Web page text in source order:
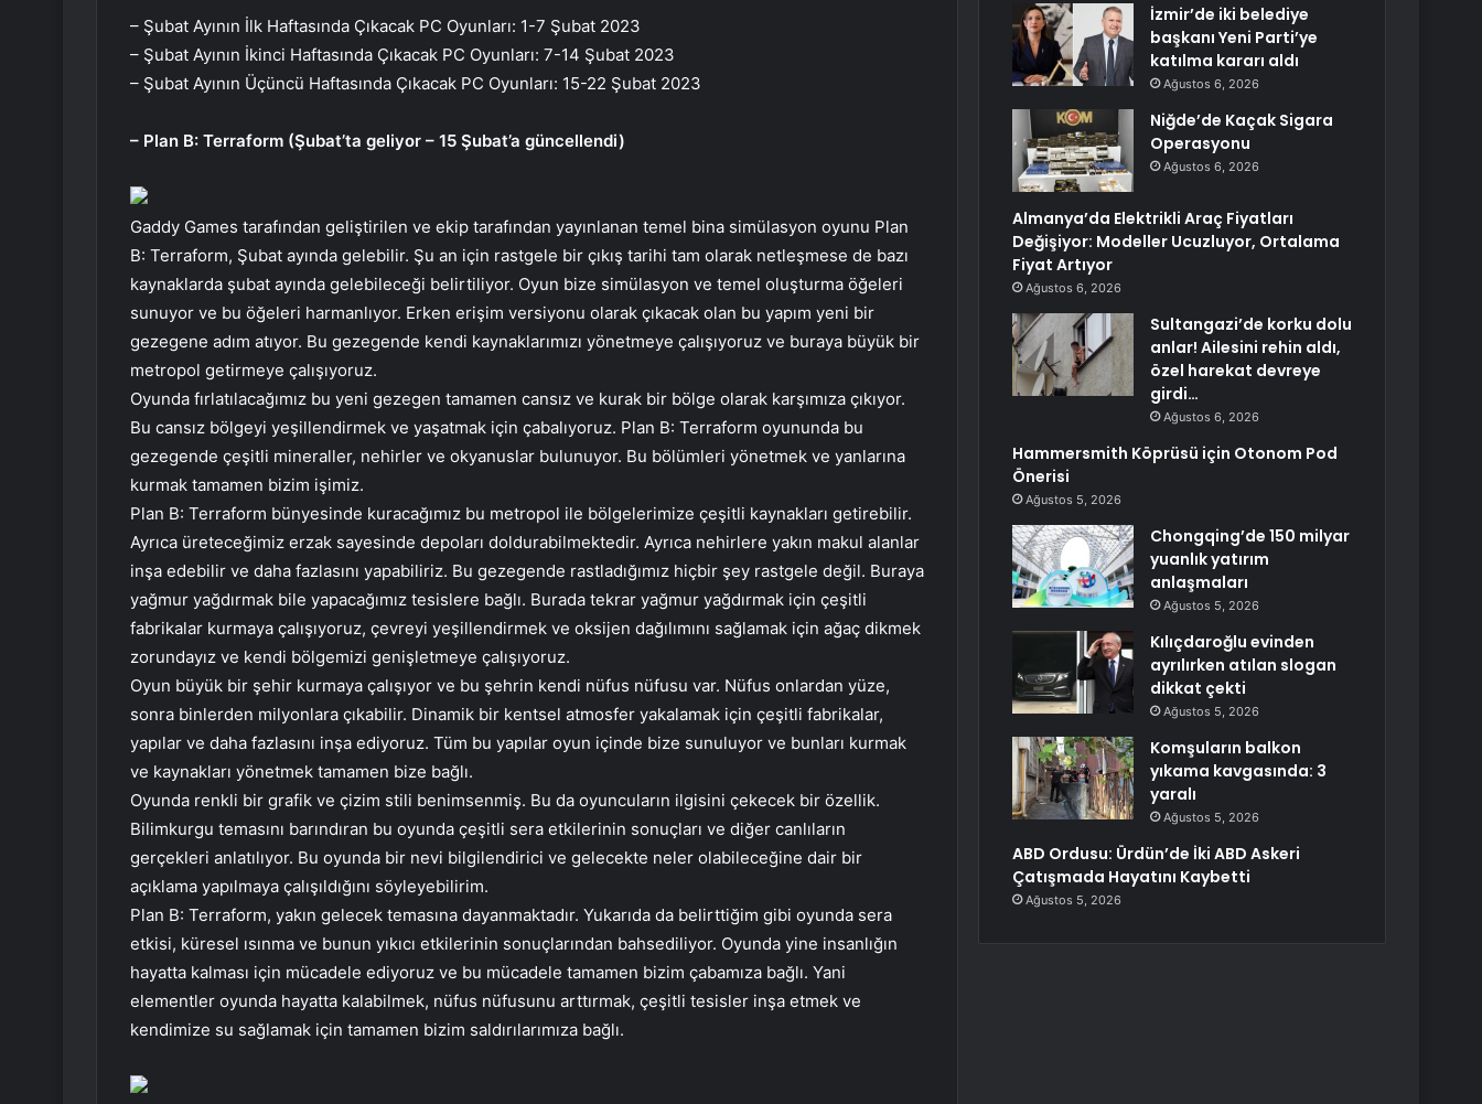
– Şubat Ayının İlk Haftasında Çıkacak PC Oyunları: 1-7 Şubat 2023
– Şubat Ayının İkinci Haftasında Çıkacak PC Oyunları: 7-14 Şubat 2023
– Şubat Ayının Üçüncü Haftasında Çıkacak PC Oyunları: 15-22 Şubat 2023
– Plan B: Terraform (Şubat’ta geliyor – 15 Şubat’a güncellendi)
Gaddy Games tarafından geliştirilen ve ekip tarafından yayınlanan temel bina simülasyon oyunu Plan
B: Terraform, Şubat ayında gelebilir. Şu an için rastgele bir çıkış tarihi tam olarak netleşmese de bazı
kaynaklarda şubat ayında gelebileceği belirtiliyor. Oyun bize simülasyon ve temel oluşturma öğeleri
sunuyor ve bu öğeleri harmanlıyor. Erken erişim versiyonu olarak çıkacak olan bu yapım yeni bir
gezegene adım atıyor. Bu gezegende kendi kaynaklarımızı yönetmeye çalışıyoruz ve buraya büyük bir
metropol getirmeye çalışıyoruz.
Oyunda fırlatılacağımız bu yeni gezegen tamamen cansız ve kurak bir bölge olarak karşımıza çıkıyor.
Bu cansız bölgeyi yeşillendirmek ve yaşatmak için çabalıyoruz. Plan B: Terraform oyununda bu
gezegende çeşitli mineraller, nehirler ve okyanuslar bulunuyor. Bu bölümleri yönetmek ve yanlarına
kurmak tamamen bizim işimiz.
Plan B: Terraform bünyesinde kuracağımız bu metropol ile bölgelerimize çeşitli kaynakları getirebilir.
Ayrıca üreteceğimiz erzak sayesinde depoları doldurabilmektedir. Ayrıca nehirlere yakın makul alanlar
inşa edebilir ve daha fazlasını yapabiliriz. Bu gezegende rastladığımız hiçbir şey rastgele değil. Buraya
yağmur yağdırmak bile yapacağımız tesislere bağlı. Burada tekrar yağmur yağdırmak için çeşitli
fabrikalar kurmaya çalışıyoruz, çevreyi yeşillendirmek ve oksijen dağılımını sağlamak için ağaç dikmek
zorundayız ve kendi bölgemizi genişletmeye çalışıyoruz.
Oyun büyük bir şehir kurmaya çalışıyor ve bu şehrin kendi nüfus nüfusu var. Nüfus onlardan yüze,
sonra binlerden milyonlara çıkabilir. Dinamik bir kentsel atmosfer yakalamak için çeşitli fabrikalar,
yapılar ve daha fazlasını inşa ediyoruz. Tüm bu yapılar oyun içinde bize sunuluyor ve bunları kurmak
ve kaynakları yönetmek tamamen bize bağlı.
Oyunda renkli bir grafik ve çizim stili benimsenmiş. Bu da oyuncuların ilgisini çekecek bir özellik.
Bilimkurgu temasını barındıran bu oyunda çeşitli sera etkilerinin sonuçları ve diğer canlıların
gerçekleri anlatılıyor. Bu oyunda bir nevi bilgilendirici ve gelecekte neler olabileceğine dair bir
açıklama yapılmaya çalışıldığını söyleyebilirim.
Plan B: Terraform, yakın gelecek temasına dayanmaktadır. Yukarıda da belirttiğim gibi oyunda sera
etkisi, küresel ısınma ve bunun yıkıcı etkilerinin sonuçlarından bahsediliyor. Oyunda yine insanlığın
hayatta kalması için mücadele ediyoruz ve bu mücadele tamamen bizim çabamıza bağlı. Yani
elementler oyunda hayatta kalabilmek, nüfus nüfusunu arttırmak, çeşitli tesisler inşa etmek ve
kendimize su sağlamak için tamamen bizim saldırılarımıza bağlı.
İzmir’de iki belediye
başkanı Yeni Parti’ye
katılma kararı aldı
Ağustos 6, 2026
Niğde’de Kaçak Sigara
Operasyonu
Ağustos 6, 2026
Almanya’da Elektrikli Araç Fiyatları
Değişiyor: Modeller Ucuzluyor, Ortalama
Fiyat Artıyor
Ağustos 6, 2026
Sultangazi’de korku dolu
anlar! Ailesini rehin aldı,
özel harekat devreye
girdi…
Ağustos 6, 2026
Hammersmith Köprüsü için Otonom Pod
Önerisi
Ağustos 5, 2026
Chongqing’de 150 milyar
yuanlık yatırım
anlaşmaları
Ağustos 5, 2026
Kılıçdaroğlu evinden
ayrılırken atılan slogan
dikkat çekti
Ağustos 5, 2026
Komşuların balkon
yıkama kavgasında: 3
yaralı
Ağustos 5, 2026
ABD Ordusu: Ürdün’de İki ABD Askeri
Çatışmada Hayatını Kaybetti
Ağustos 5, 2026